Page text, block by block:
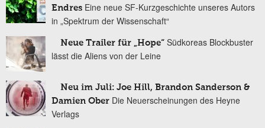
Endres Eine neue SF-Kurzgeschichte unseres Autors
in „Spektrum der Wissenschaft“
Neue Trailer für „Hope“ Südkoreas Blockbuster
lässt die Aliens von der Leine
Neu im Juli: Joe Hill, Brandon Sanderson &
Damien Ober Die Neuerscheinungen des Heyne
Verlags